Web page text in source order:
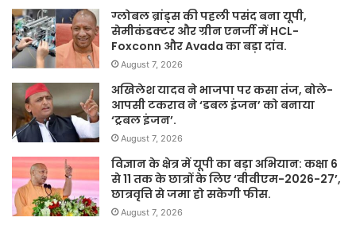
ग्लोबल ब्रांड्स की पहली पसंद बना यूपी,
सेमीकंडक्टर और ग्रीन एनर्जी में HCL-
Foxconn और Avada का बड़ा दांव.
August 7, 2026
अखिलेश यादव ने भाजपा पर कसा तंज, बोले-
आपसी टकराव ने ‘डबल इंजन’ को बनाया
‘ट्रबल इंजन’.
August 7, 2026
विज्ञान के क्षेत्र में यूपी का बड़ा अभियान: कक्षा 6
से 11 तक के छात्रों के लिए ‘वीवीएम-2026-27’,
छात्रवृत्ति से जमा हो सकेगी फीस.
August 7, 2026